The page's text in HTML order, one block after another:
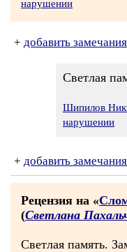
нарушении
+ добавить замечания
Светлая
Шипилов
нарушении
+ добавить замечания
Рецензия на «
(Светлана
Светлая память.